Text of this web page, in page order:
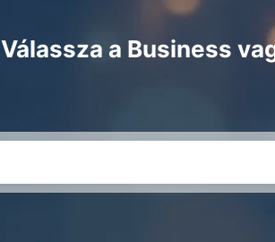
Válassza a Business